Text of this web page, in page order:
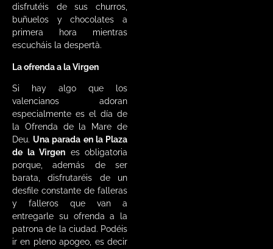
disfrutéis de sus churros,
buñuelos y chocolates a
primera hora mientras
escucháis la despertà.
La ofrenda a la Virgen
Si hay algo que los
valencianos adoran
especialmente es el día de
la Ofrenda de la Mare de
Deu.Una parada en la Plaza
de la Virgen es obligatoria
porque, además de ser
barata, disfrutaréis de un
desfile constante de falleras
y falleros que van a
entregarle su ofrenda a la
patrona de la ciudad. Podéis
ir en pleno apogeo, es decir